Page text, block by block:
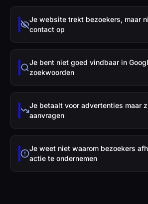
Je website trekt bezoekers, maar
contact op
Je bent niet goed vindbaar in
zoekwoorden
Je betaalt voor advertenties maar
aanvragen
Je weet niet waarom bezoekers
actie te ondernemen